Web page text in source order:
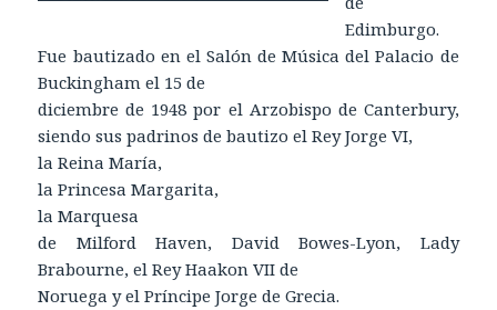
Edimburgo.
Fue bautizado en el Salón de Música del Palacio de
Buckingham el 15 de
diciembre de 1948 por el Arzobispo de Canterbury,
siendo sus padrinos de bautizo el Rey Jorge VI,
la Reina María,
la Princesa Margarita,
la Marquesa
de Milford Haven, David Bowes-Lyon, Lady
Brabourne, el Rey Haakon VII de
Noruega y el Príncipe Jorge de Grecia.